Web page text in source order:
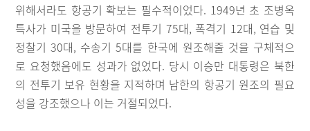
위해서라도 항공기 확보는 필수적이었다. 1949년 초 조병옥
특사가 미국을 방문하여 전투기 75대, 폭격기 12대, 연습 및
정찰기 30대, 수송기 5대를 한국에 원조해줄 것을 구체적으
로 요청했음에도 성과가 없었다. 당시 이승만 대통령은 북한
의 전투기 보유 현황을 지적하며 남한의 항공기 원조의 필요
성을 강조했으나 이는 거절되었다.